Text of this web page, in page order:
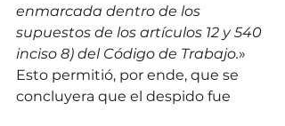
enmarcada dentro de los
supuestos de los artículos 12 y 540
inciso 8) del Código de Trabajo.»
Esto permitió, por ende, que se
concluyera que el despido fue